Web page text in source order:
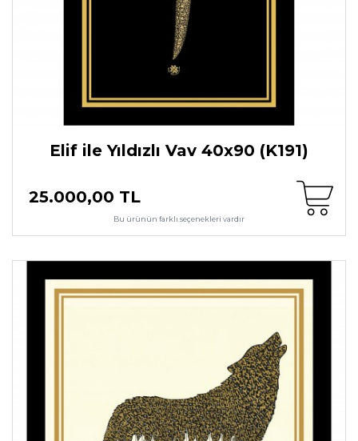
Elif ile Yıldızlı Vav 40x90 (K191)
25.000,00 TL
Bu ürünün farklı seçenekleri vardır